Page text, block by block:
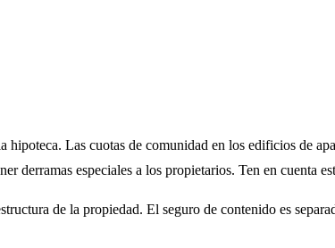
Las cuotas de comunidad en los edificios de
derramas especiales a los propietarios. Ten en cuenta
de la propiedad. El seguro de contenido es